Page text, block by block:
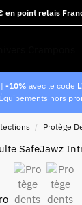
en point relais
| -10% avec le code
hors
/ Protège